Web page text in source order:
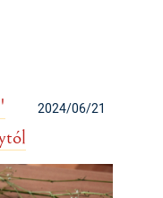
2024/06/21